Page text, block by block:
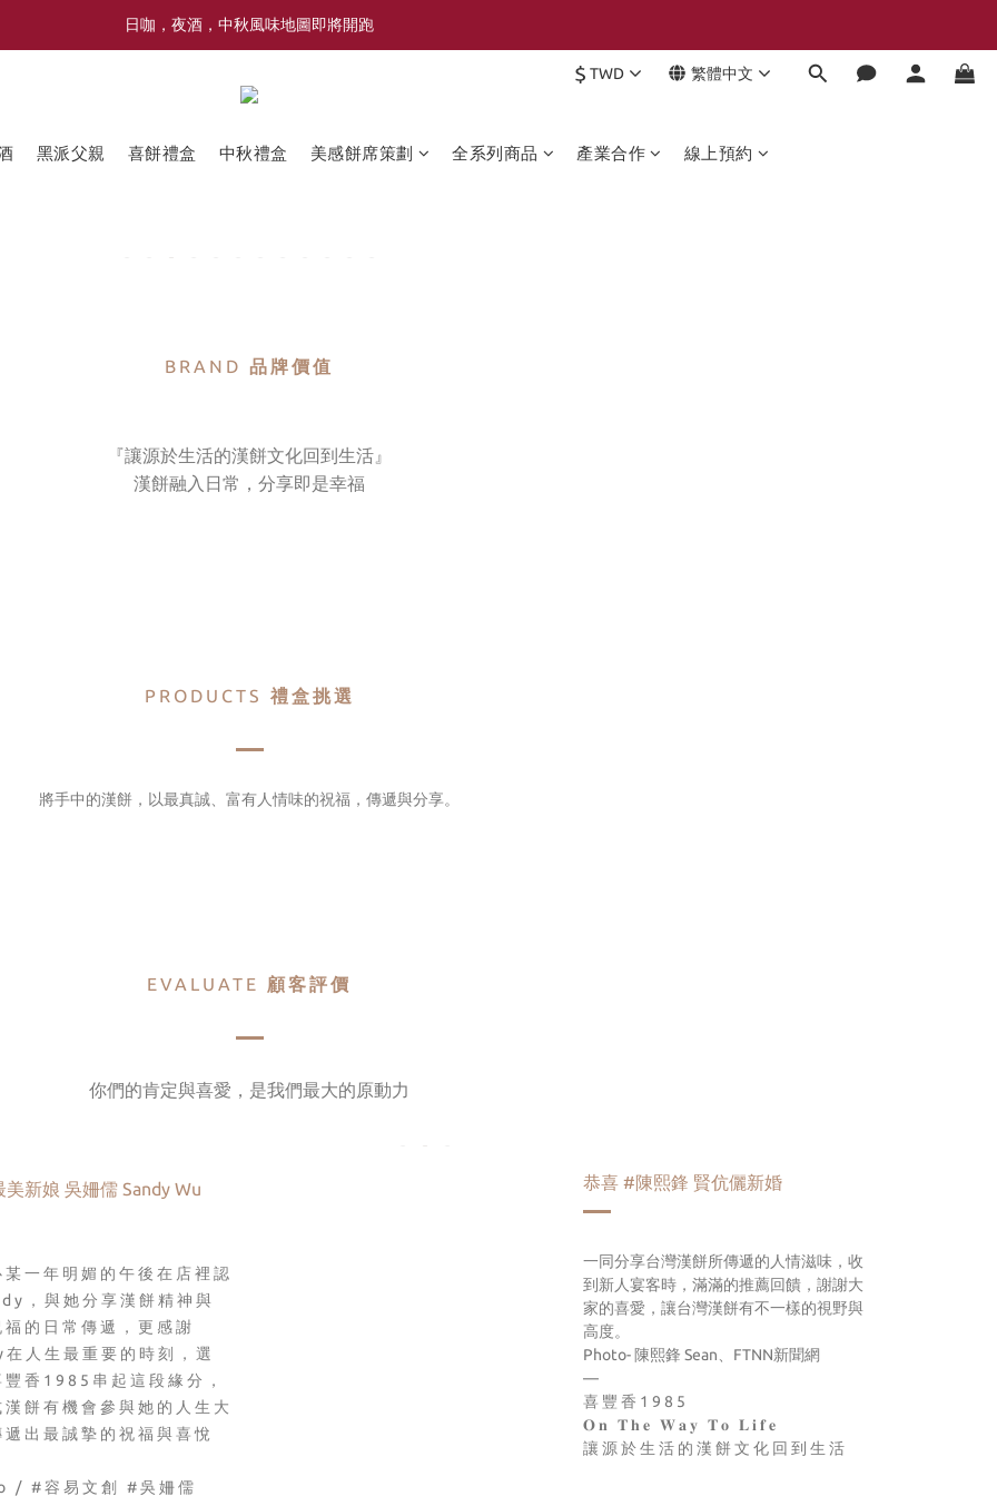
喜豐香1985 × 薑薑小姐花藝工作室｜登記日系列 手捧花｜5月–7月限定
日咖，夜酒，中秋風味地圖即將開跑
$ TWD 繁體中文
黑派父親 喜餅禮盒 中秋禮盒 美感餅席策劃 全系列商品 產業合作 線上預約
BRAND 品牌價值
『讓源於生活的漢餅文化回到生活』
漢餅融入日常，分享即是幸福
PRODUCTS 禮盒挑選
將手中的漢餅，以最真誠、富有人情味的祝福，傳遞與分享。
EVALUATE 顧客評價
你們的肯定與喜愛，是我們最大的原動力
美新娘 吳姍儒 Sandy Wu
某一年明媚的午後在店裡認
， 與她分享漢餅精神與
的日常傳遞， 更感謝
人生最重要的時刻， 選
豐香1985串起這段緣分，
漢餅有機會參與她的人生大
遞出最誠摯的祝福與喜悅
/ #容易文創 #吳姍儒
恭喜 #陳熙鋒 賢伉儷新婚
一同分享台灣漢餅所傳遞的人情滋味，收
到新人宴客時，滿滿的推薦回饋，謝謝大
家的喜愛，讓台灣漢餅有不一樣的視野與
高度。
Photo- 陳熙鋒 Sean、FTNN新聞網
—
喜豐香1985
𝐎𝐧 𝐓𝐡𝐞 𝐖𝐚𝐲 𝐓𝐨 𝐋𝐢𝐟𝐞
讓源於生活的漢餅文化回到生活